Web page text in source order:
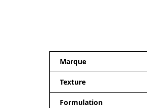
Marque
Texture
Formulation